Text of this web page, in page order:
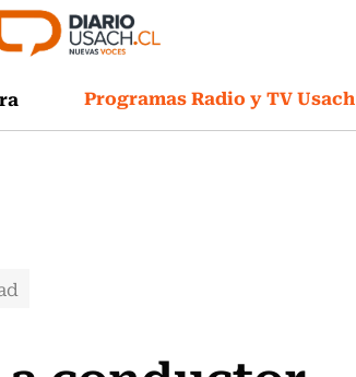
Programas Radio y TV Usach